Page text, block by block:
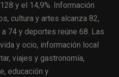
y el 14,9%. Información
cultura y artes alcanza 82,
74 y deportes reúne 68. Las
y ocio, información local
viajes y gastronomía,
educación y